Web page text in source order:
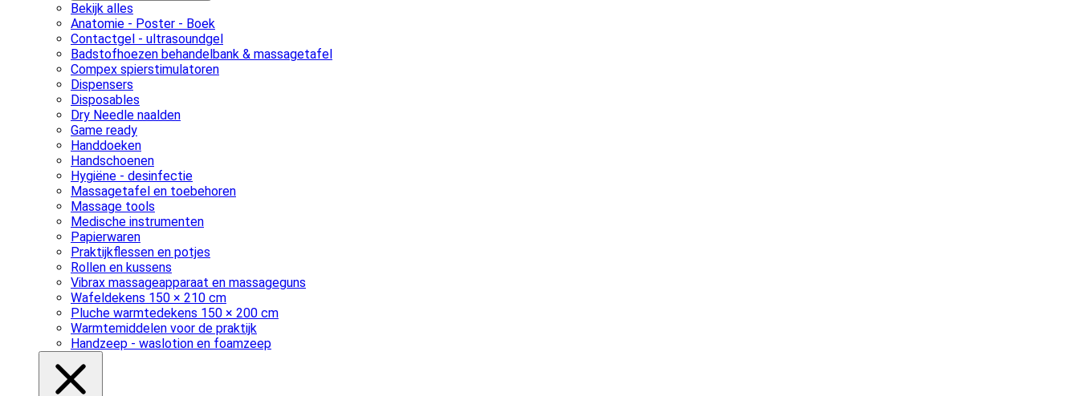
Bekijk alles
Anatomie - Poster - Boek
Contactgel - ultrasoundgel
Badstofhoezen behandelbank & massagetafel
Compex spierstimulatoren
Dispensers
Disposables
Dry Needle naalden
Game ready
Handdoeken
Handschoenen
Hygiëne - desinfectie
Massagetafel en toebehoren
Massage tools
Medische instrumenten
Papierwaren
Praktijkflessen en potjes
Rollen en kussens
Vibrax massageapparaat en massageguns
Wafeldekens 150 × 210 cm
Pluche warmtedekens 150 × 200 cm
Warmtemiddelen voor de praktijk
Handzeep - waslotion en foamzeep